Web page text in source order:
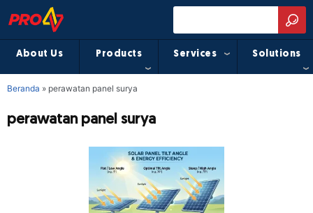
About Us Products Services Solutions
Beranda » perawatan panel surya
perawatan panel surya